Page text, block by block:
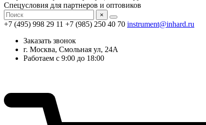
Спецусловия для партнеров и оптовиков
×
+7 (495) 998 29 11 +7 (985) 250 40 70 instrument@inhard.ru
Заказать звонок
г. Москва, Смольная ул, 24А
Работаем с 9:00 до 18:00